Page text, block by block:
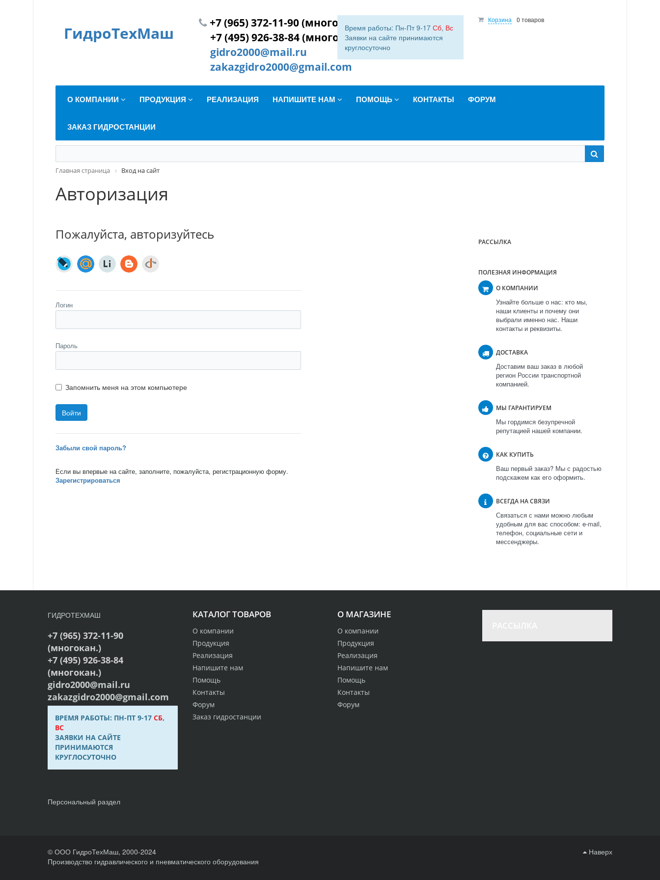
ГидроТехМаш
+7 (965) 372-11-90 (многокан.)
+7 (495) 926-38-84 (многокан.)
gidro2000@mail.ru
zakazgidro2000@gmail.com
Время работы: Пн-Пт 9-17 Сб, Вс
Заявки на сайте принимаются
круглосуточно
Корзина 0 товаров
О КОМПАНИИ ПРОДУКЦИЯ РЕАЛИЗАЦИЯ НАПИШИТЕ НАМ ПОМОЩЬ КОНТАКТЫ ФОРУМ
ЗАКАЗ ГИДРОСТАНЦИИ
Главная страница Вход на сайт
Авторизация
Пожалуйста, авторизуйтесь
Логин
Пароль
Запомнить меня на этом компьютере
Забыли свой пароль?
Если вы впервые на сайте, заполните, пожалуйста, регистрационную форму.
Зарегистрироваться
РАССЫЛКА
ПОЛЕЗНАЯ ИНФОРМАЦИЯ
О КОМПАНИИ
Узнайте больше о нас: кто мы,
наши клиенты и почему они
выбрали именно нас. Наши
контакты и реквизиты.
ДОСТАВКА
Доставим ваш заказ в любой
регион России транспортной
компанией.
МЫ ГАРАНТИРУЕМ
Мы гордимся безупречной
репутацией нашей компании.
КАК КУПИТЬ
Ваш первый заказ? Мы с радостью
подскажем как его оформить.
ВСЕГДА НА СВЯЗИ
Связаться с нами можно любым
удобным для вас способом: e-mail,
телефон, социальные сети и
мессенджеры.
О МАГАЗИНЕ
О компании
Продукция
Реализация
Напишите нам
Помощь
Контакты
Форум
КАТАЛОГ ТОВАРОВ
О компании
Продукция
Реализация
Напишите нам
Помощь
Контакты
Форум
Заказ гидростанции
ГИДРОТЕХМАШ
+7 (965) 372-11-90
(многокан.)
+7 (495) 926-38-84
(многокан.)
gidro2000@mail.ru
zakazgidro2000@gmail.com
ВРЕМЯ РАБОТЫ: ПН-ПТ 9-17СБ,
ВС
ЗАЯВКИ НА САЙТЕ
ПРИНИМАЮТСЯ
КРУГЛОСУТОЧНО
Персональный раздел
© ООО ГидроТехМаш, 2000-2024
Производство гидравлического и пневматического оборудования
Наверх